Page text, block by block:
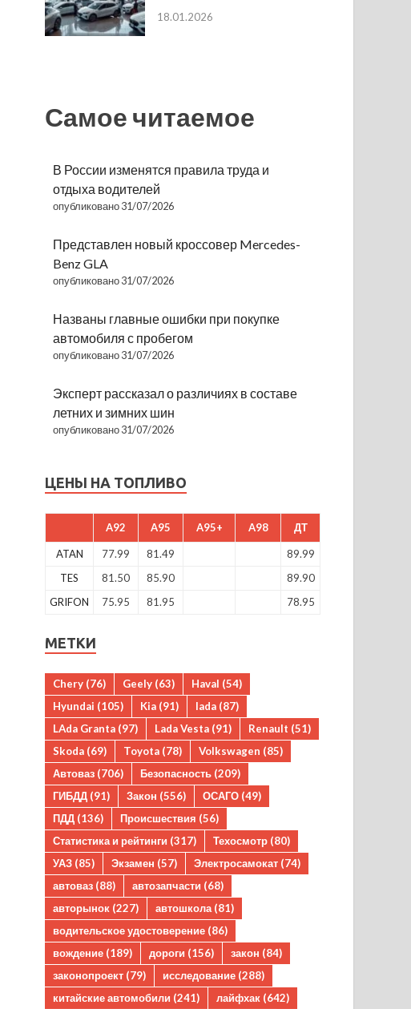
18.01.2026
Самое читаемое
В России изменятся правила труда и
отдыха водителей
опубликовано 31/07/2026
Представлен новый кроссовер Mercedes-
Benz GLA
опубликовано 31/07/2026
Названы главные ошибки при покупке
автомобиля с пробегом
опубликовано 31/07/2026
Эксперт рассказал о различиях в составе
летних и зимних шин
опубликовано 31/07/2026
ЦЕНЫ НА ТОПЛИВО
A92 A95 A95+ A98 ДТ
ATAN 77.99 81.49
89.99
TES
81.50 85.90
89.90
GRIFON
75.95 81.95 78.95
МЕТКИ
Chery (76) Geely (63) Haval (54)
Hyundai (105) Kia (91) lada (87)
LAda Granta (97) Lada Vesta (91) Renault (51)
Skoda (69) Toyota (78) Volkswagen (85)
Автоваз (706) Безопасность (209)
ГИБДД (91) Закон (556) ОСАГО (49)
ПДД (136) Происшествия (56)
Статистика и рейтинги (317) Техосмотр (80)
УАЗ (85) Экзамен (57) Электросамокат (74)
автоваз (88) автозапчасти (68)
авторынок (227) автошкола (81)
водительское удостоверение (86)
вождение (189) дороги (156) закон (84)
законопроект (79) исследование (288)
китайские автомобили (241) лайфхак (642)